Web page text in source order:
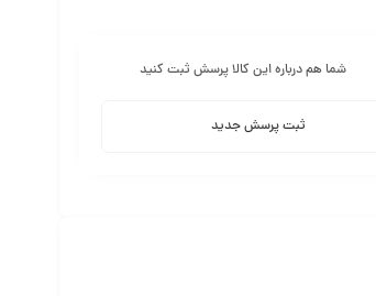
شما هم درباره این کالا پرسش ثبت کنید
ثبت پرسش جدید